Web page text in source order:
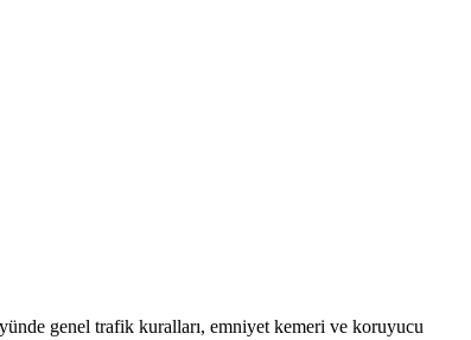
genel trafik kuralları, emniyet kemeri ve koruyucu